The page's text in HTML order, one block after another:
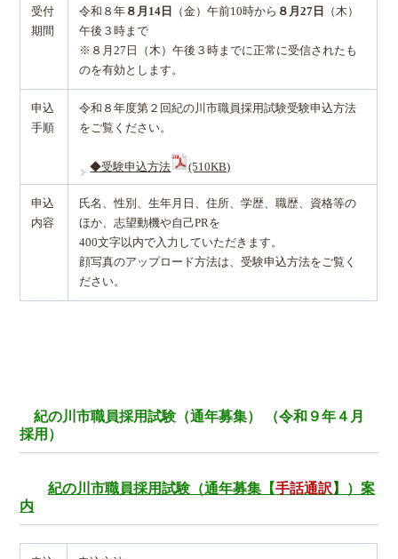
受付
期間
令和８年 ８月14日 （金）午前10時から ８月27日
（木）
午後３時まで
※８月27日（木）午後３時までに正常に受信されたも
のを有効とします。
申込
手順
令和８年度第２回紀の川市職員採用試験受験申込方法
をご覧ください。
◆受験申込方法 (510KB)
申込
内容
氏名、性別、生年月日、住所、学歴、職歴、資格等の
ほか、志望動機や自己PRを
400文字以内で入力していただきます。
顔写真のアップロード方法は、受験申込方法をご覧く
ださい。
紀の川市職員採用試験（通年募集） （令和９年４月
採用）
紀の川市職員採用試験（通年募集【手話通訳】 ）案
内